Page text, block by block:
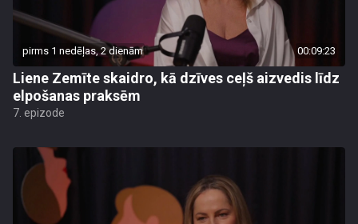
pirms 1 nedēļas, 2 dienām 00:09:23
Liene Zemīte skaidro, kā dzīves ceļš aizvedis līdz
elpošanas praksēm
7. epizode